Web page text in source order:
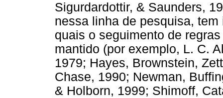
Sigurdardottir, & Saunders,
nessa linha de pesquisa,
quais o seguimento de
mantido (por exemplo, L. C.
1979; Hayes, Brownstein,
Chase, 1990; Newman,
& Holborn, 1999; Shimoff,